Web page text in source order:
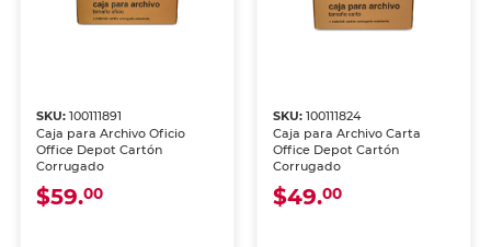
SKU:100111891
Caja para Archivo Oficio
Office Depot Cartón
Corrugado
$59.00
SKU: 100111824
Caja para Archivo Carta
Office Depot Cartón
Corrugado
$49.00